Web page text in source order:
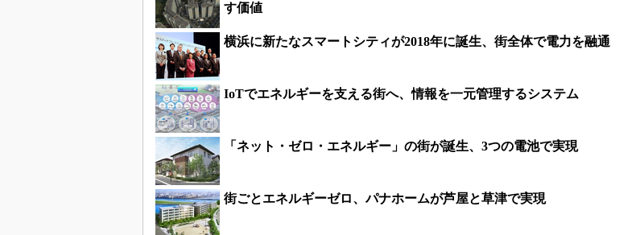
す価値
横浜に新たなスマートシティが2018年に誕生、街全体で電力を融通
IoTでエネルギーを支える街へ、情報を一元管理するシステム
「ネット・ゼロ・エネルギー」の街が誕生、3つの電池で実現
街ごとエネルギーゼロ、パナホームが芦屋と草津で実現